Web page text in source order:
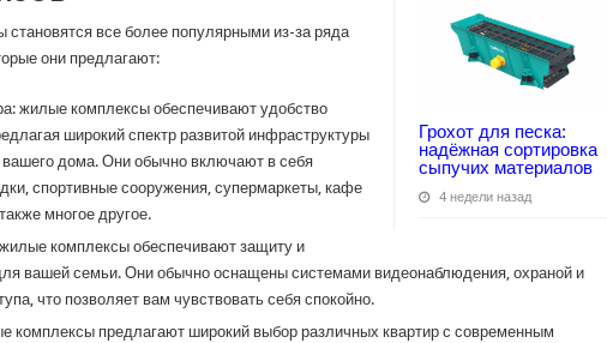
Грохот для песка:
надёжная сортировка
сыпучих материалов
4 недели назад
все более популярными из-за ряда
они предлагают:
жилые комплексы обеспечивают удобство
широкий спектр развитой инфраструктуры
вашего дома. Они обычно включают в себя
спортивные сооружения, супермаркеты, кафе
многое другое.
комплексы обеспечивают защиту и
вашей семьи. Они обычно оснащены системами видеонаблюдения, охраной и
что позволяет вам чувствовать себя спокойно.
комплексы предлагают широкий выбор различных квартир с современным